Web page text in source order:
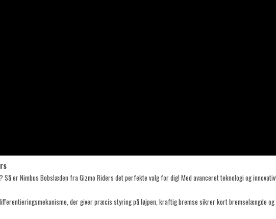
er Nimbus Bobslæden fra Gizmo Riders det perfekte valg for dig! Med avanceret teknologi og
der giver præcis styring på løjpen, kraftig bremse sikrer kort bremselængde